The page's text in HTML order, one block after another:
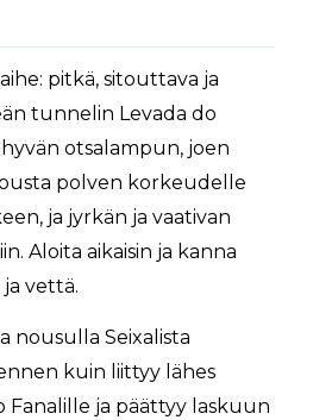
pitkä, sitouttava ja
tunnelin Levada do
otsalampun, joen
polven korkeudelle
ja jyrkän ja vaativan
Aloita aikaisin ja kanna
vettä.
nousulla Seixalista
kuin liittyy lähes
Fanalille ja päättyy laskuun